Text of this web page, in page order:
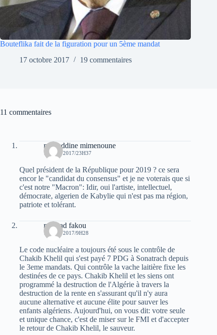
Bouteflika fait de la figuration pour un 5ème mandat
17 octobre 2017
19 commentaires
11 commentaires
noureddine mimenoune
17 MAI 2017/23H37
Quel président de la République pour 2019 ? ce sera
encor le "candidat du consensus" et je ne voterais que si
c'est notre "Macron": Idir, oui l'artiste, intellectuel,
démocrate, algerien de Kabylie qui n'est pas ma région,
patriote et tolérant.
mourad fakou
18 MAI 2017/9H28
Le code nucléaire a toujours été sous le contrôle de
Chakib Khelil qui s'est payé 7 PDG à Sonatrach depuis
le 3eme mandats. Qui contrôle la vache laitière fixe les
destinées de ce pays. Chakib Khelil et les siens ont
programmé la destruction de l'Algérie à travers la
destruction de la rente en s'assurant qu'il n'y aura
aucune alternative et aucune élite pour sauver les
enfants algériens. Aujourd'hui, on vous dit: votre seule
et unique chance, c'est de miser sur le FMI et d'accepter
le retour de Chakib Khelil, le sauveur.